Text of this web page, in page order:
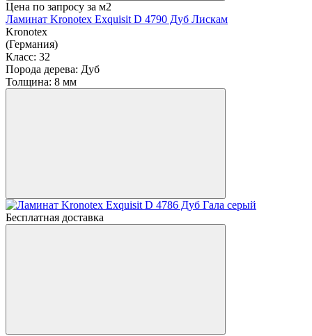
Цена по запросу за м2
Ламинат Kronotex Exquisit D 4790 Дуб Лискам
Kronotex
(Германия)
Класс: 32
Порода дерева: Дуб
Толщина: 8 мм
Бесплатная доставка